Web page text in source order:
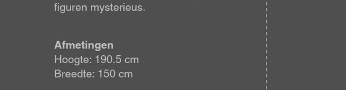
figuren mysterieus.
Afmetingen
Hoogte: 190.5 cm
Breedte: 150 cm